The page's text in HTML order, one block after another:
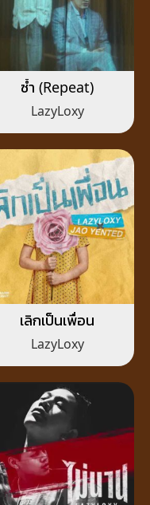
ซ้ำ (Repeat)
LazyLoxy
เลิกเป็นเพื่อน
LazyLoxy